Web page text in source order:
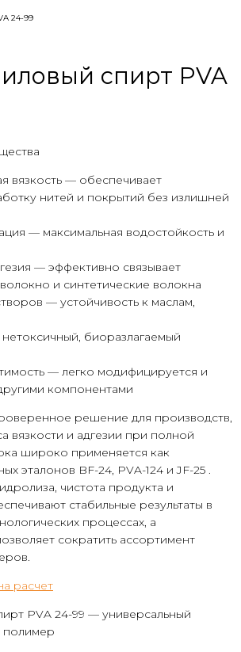
24-99
спирт PVA
вязкость — обеспечивает
нитей и покрытий без излишней
— максимальная водостойкость и
— эффективно связывает
и синтетические волокна
— устойчивость к маслам,
биоразлагаемый
— легко модифицируется и
компонентами
решение для производств,
вязкости и адгезии при полной
широко применяется как
эталонов BF-24, PVA-124 и JF-25 .
чистота продукта и
стабильные результаты в
процессах, а
сократить ассортимент
расчет
PVA 24-99 — универсальный
полимер